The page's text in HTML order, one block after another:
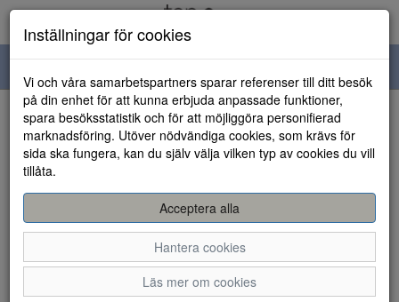
navigation
HEM
Inställningar för cookies
Vi och våra samarbetspartners sparar referenser till ditt besök
på din enhet för att kunna erbjuda anpassade funktioner,
spara besöksstatistik och för att möjliggöra personifierad
marknadsföring. Utöver nödvändiga cookies, som krävs för
sida ska fungera, kan du själv välja vilken typ av cookies du vill
tillåta.
Acceptera alla
Hantera cookies
Läs mer om cookies